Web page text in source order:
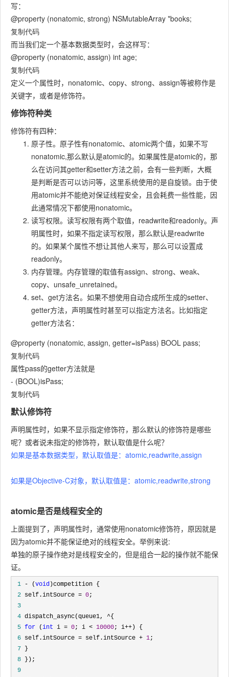
写：
@property (nonatomic, strong) NSMutableArray *books;
复制代码
而当我们定一个基本数据类型时，会这样写：
@property (nonatomic, assign) int age;
复制代码
定义一个属性时，nonatomic、copy、strong、assign等被称作是
关键字，或者是修饰符。
修饰符种类
修饰符有四种：
原子性。原子性有nonatomic、atomic两个值，如果不写
nonatomic,那么默认是atomic的。如果属性是atomic的，那
么在访问其getter和setter方法之前，会有一些判断，大概
是判断是否可以访问等，这里系统使用的是自旋锁。由于使
用atomic并不能绝对保证线程安全，且会耗费一些性能，因
此通常情况下都使用nonatomic。
读写权限。读写权限有两个取值，readwrite和readonly。声
明属性时，如果不指定读写权限，那么默认是readwrite
的。如果某个属性不想让其他人来写，那么可以设置成
readonly。
内存管理。内存管理的取值有assign、strong、weak、
copy、unsafe_unretained。
set、get方法名。如果不想使用自动合成所生成的setter、
getter方法，声明属性时甚至可以指定方法名。比如指定
getter方法名：
@property (nonatomic, assign, getter=isPass) BOOL pass;
复制代码
属性pass的getter方法就是
- (BOOL)isPass;
复制代码
默认修饰符
声明属性时，如果不显示指定修饰符，那么默认的修饰符是哪些
呢？或者说未指定的修饰符，默认取值是什么呢？
如果是基本数据类型，默认取值是：atomic,readwrite,assign
如果是Objective-C对象，默认取值是：atomic,readwrite,strong
atomic是否是线程安全的
上面提到了，声明属性时，通常使用nonatomic修饰符，原因就是
因为atomic并不能保证绝对的线程安全。举例来说:
单独的原子操作绝对是线程安全的，但是组合一起的操作就不能保
证。
1 - (void
2 self.intSource = 0
3
4 dispatch_async(queue1, ^
5 for (int i = 0; i < 10000; i++
6 self.intSource = self.intSource + 1
7
8
9